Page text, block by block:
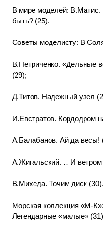
В мире моделей: В.Матис.
быть? (25).
Советы моделисту:
В.Петриченко. «Дельные
(29);
Д.Титов. Надежный узел
И.Евстратов. Кордодром
А.Балабанов. Ай да весы!
А.Жигальский. …И ветром
В.Михеда. Точим диск (30).
Морская коллекция «М-
Легендарные «малые»